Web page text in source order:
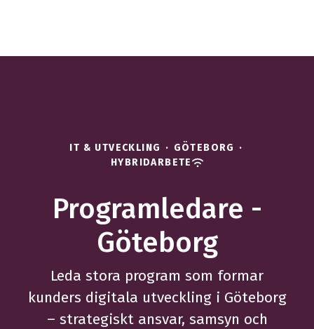
IT & UTVECKLING · GÖTEBORG ·
HYBRIDARBETE
Programledare -
Göteborg
Leda stora program som formar
kunders digitala utveckling i Göteborg
– strategiskt ansvar, samsyn och